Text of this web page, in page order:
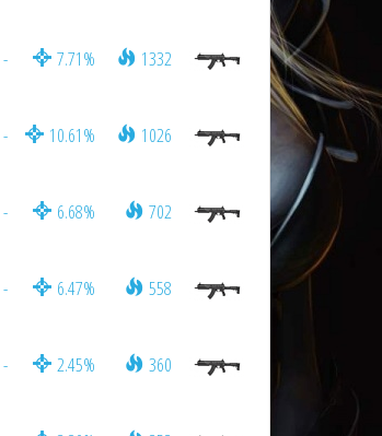
- 7.71% 1332
- 10.61% 1026
- 6.68% 702
- 6.47% 558
- 2.45% 360